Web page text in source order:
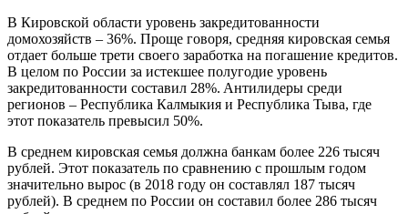
В Кировской области уровень закредитованности
домохозяйств – 36%. Проще говоря, средняя кировская семья
отдает больше трети своего заработка на погашение кредитов.
В целом по России за истекшее полугодие уровень
закредитованности составил 28%. Антилидеры среди
регионов – Республика Калмыкия и Республика Тыва, где
этот показатель превысил 50%.
В среднем кировская семья должна банкам более 226 тысяч
рублей. Этот показатель по сравнению с прошлым годом
значительно вырос (в 2018 году он составлял 187 тысяч
рублей). В среднем по России он составил более 286 тысяч